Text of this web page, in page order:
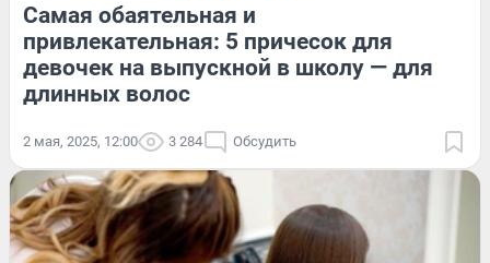
Самая обаятельная и
привлекательная: 5 причесок для
девочек на выпускной в школу — для
длинных волос
2 мая, 2025, 12:00 3 284 Обсудить